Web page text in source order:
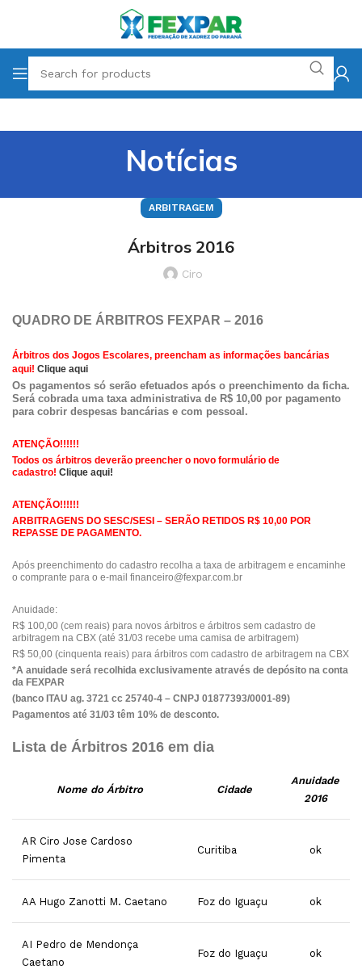
Notícias
ARBITRAGEM
Árbitros 2016
Ciro
QUADRO DE ÁRBITROS FEXPAR – 2016
Árbitros dos Jogos Escolares, preencham as informações bancárias
aqui! Clique aqui
Os pagamentos só serão efetuados após o preenchimento da ficha.
Será cobrada uma taxa administrativa de R$ 10,00 por pagamento
para cobrir despesas bancárias e com pessoal.
ATENÇÃO!!!!!!
Todos os árbitros deverão preencher o novo formulário de
cadastro! Clique aqui!
ATENÇÃO!!!!!!
ARBITRAGENS DO SESC/SESI – SERÃO RETIDOS R$ 10,00 POR
REPASSE DE PAGAMENTO.
Após preenchimento do cadastro recolha a taxa de arbitragem e encaminhe
o comprante para o e-mail financeiro@fexpar.com.br
Anuidade:
R$ 100,00 (cem reais) para novos árbitros e árbitros sem cadastro de
arbitragem na CBX (até 31/03 recebe uma camisa de arbitragem)
R$ 50,00 (cinquenta reais) para árbitros com cadastro de arbitragem na CBX
*A anuidade será recolhida exclusivamente através de depósito na conta
da FEXPAR
(banco ITAU ag. 3721 cc 25740-4 – CNPJ 01877393/0001-89)
Pagamentos até 31/03 têm 10% de desconto.
Lista de Árbitros 2016 em dia
Nome do Árbitro Cidade
Anuidade
2016
AR Ciro Jose Cardoso
Pimenta
Curitiba ok
AA Hugo Zanotti M. Caetano Foz do Iguaçu ok
AI Pedro de Mendonça
Caetano
Foz do Iguaçu ok